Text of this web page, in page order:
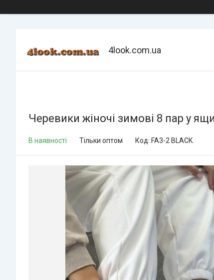
4look.com.ua
Черевики жіночі зимові 8 пар у
В наявності Тільки оптом Код: FA3-2 BLACK.